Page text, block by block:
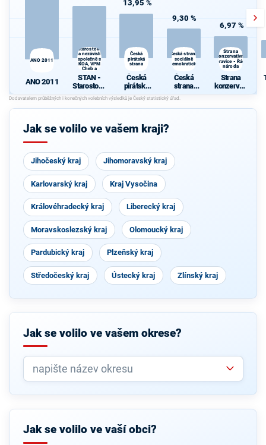
ANO 2011
ANO 2011
Starostové
a nezávislí
společně s
KOA, VPM
Cheb a
STAN -
Starostové
a nezávislí
společně s
KOA, VPM
TOP 09
13,95 %
Česká
pirátská
strana
Česká
pirátská
strana
9,30 %
Česká strana
sociálně
demokratická
Česká
strana
sociálně
demokrati
cká
6,97 %
Strana
konzervativní
pravice - Řád
národa
Strana
konzervati
vní
Řád
Jak se volilo ve vašem kraji?
Jihočeský kraj Jihomoravský kraj
Karlovarský kraj Kraj Vysočina
Královéhradecký kraj Liberecký kraj
Moravskoslezský kraj Olomoucký kraj
Pardubický kraj Plzeňský kraj
Středočeský kraj Ústecký kraj Zlínský kraj
Jak se volilo ve vašem okrese?
Jak se volilo ve vaší obci?